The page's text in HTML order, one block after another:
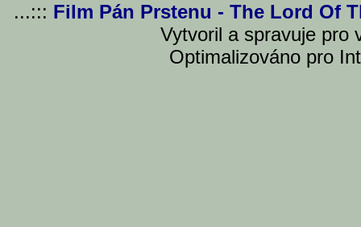
...::: Film Pán Prstenu - The Lord Of
Vytvoril a spravuje pro
Optimalizováno pro